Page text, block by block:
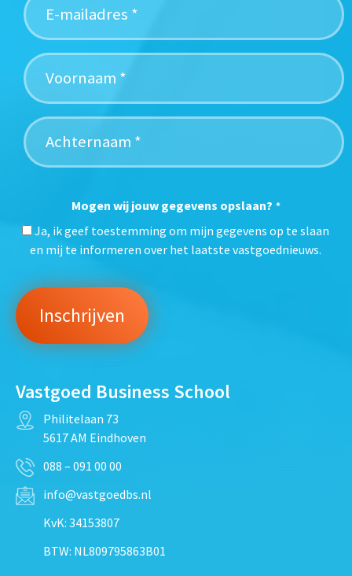
Mogen wij jouw gegevens opslaan? *
Ja, ik geef toestemming om mijn gegevens op te slaan
en mij te informeren over het laatste vastgoednieuws.
Vastgoed Business School
Philitelaan 73
5617 AM Eindhoven
088 – 091 00 00
info@vastgoedbs.nl
KvK: 34153807
BTW: NL809795863B01